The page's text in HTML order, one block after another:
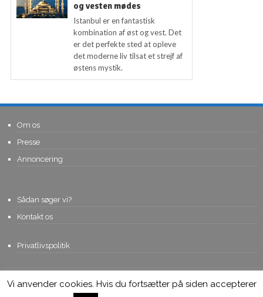
og vesten mødes
Istanbul er en fantastisk
kombination af øst og vest. Det
er det perfekte sted at opleve
det moderne liv tilsat et strejf af
østens mystik.
Om os
Presse
Annoncering
Sådan søger vi?
Kontakt os
Privatlivspolitik
© Copyright 2015, Viviro.com ApS- Alle rettigheder forbeholdes. Vi
Vi anvender cookies. Hvis du fortsætter på siden accepterer